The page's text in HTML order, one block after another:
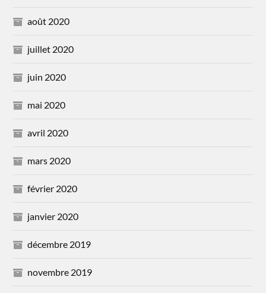
août 2020
juillet 2020
juin 2020
mai 2020
avril 2020
mars 2020
février 2020
janvier 2020
décembre 2019
novembre 2019